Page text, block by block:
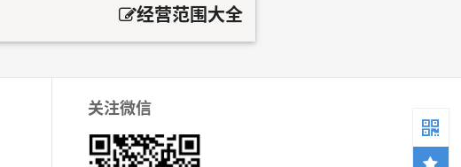
经营范围大全
关注微信